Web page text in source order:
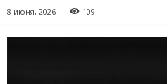
8 июня, 2026 109